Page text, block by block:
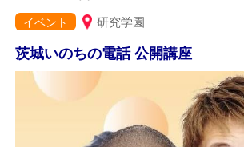
イベント 研究学園
茨城いのちの電話 公開講座